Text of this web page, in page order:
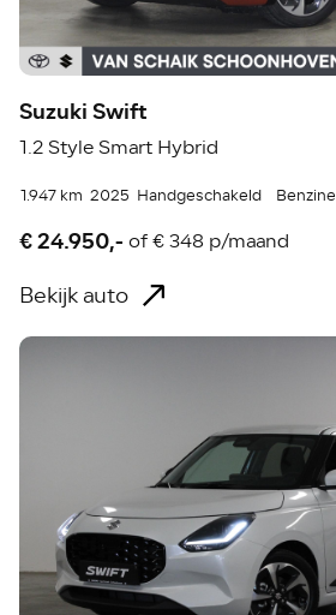
Suzuki Swift
1.2 Style Smart Hybrid
1.947 km 2025 Handgeschakeld Benzine
€ 24.950,- of€ 348 p/maand
Bekijk auto